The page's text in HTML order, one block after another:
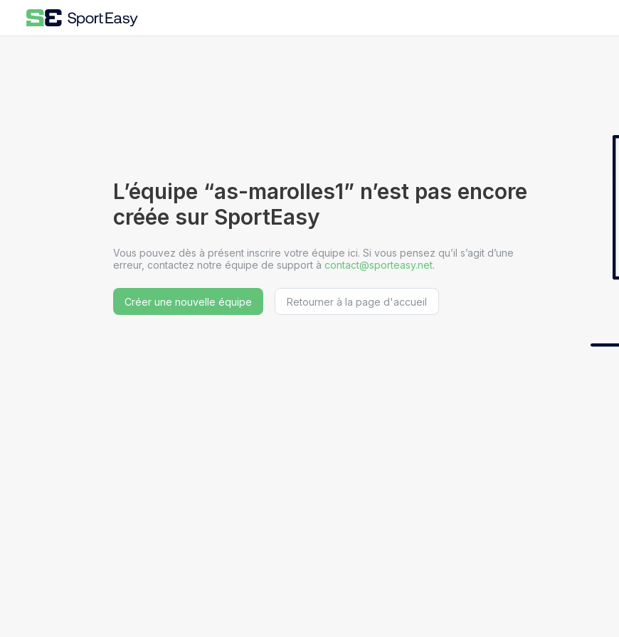
L’équipe “as-marolles1” n’est pas encore
créée sur SportEasy
Vous pouvez dès à présent inscrire votre équipe ici. Si vous pensez qu’il s’agit d’une
erreur, contactez notre équipe de support à contact@sporteasy.net.
Créer une nouvelle équipe Retourner à la page d'accueil